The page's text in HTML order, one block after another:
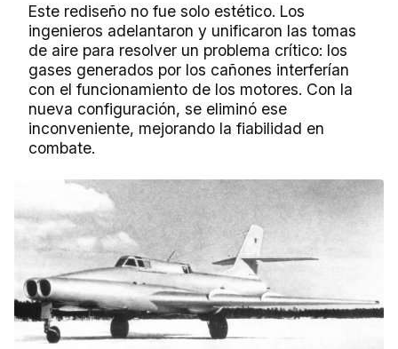
Este rediseño no fue solo estético. Los
ingenieros adelantaron y unificaron las tomas
de aire para resolver un problema crítico: los
gases generados por los cañones interferían
con el funcionamiento de los motores. Con la
nueva configuración, se eliminó ese
inconveniente, mejorando la fiabilidad en
combate.